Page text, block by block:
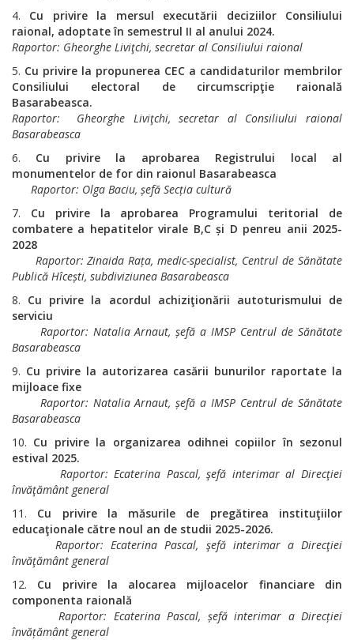
Cu privire la mersul executării deciziilor Consiliului
raional, adoptate în semestrul II al anului 2024.
Raportor: Gheorghe Liviţchi, secretar al Consiliului raional
Cu privire la propunerea CEC a candidaturilor membrilor
Consiliului electoral de circumscripţie raională
Basarabeasca.
Raportor: Gheorghe Liviţchi, secretar al Consiliului raional
Basarabeasca
Cu privire la aprobarea Registrului local al
monumentelor de for din raionul Basarabeasca
Raportor: Olga Baciu, șefă Secția cultură
Cu privire la aprobarea Programului teritorial de
combatere a hepatitelorvirale B,C și D penreu anii 2025-
2028
Raportor:Zinaida Rața, medic-specialist, Centrul de Sănătate
Publică Hîcești, subdiviziunea Basarabeasca
Cu privire la acordul achiziţionării autoturismului de
serviciu
Raportor: Natalia Arnaut, șefă a IMSP Centrul de Sănătate
Basarabeasca
Cu privire la autorizarea casării bunurilor raportate la
mijloace fixe
Raportor: Natalia Arnaut, șefă a IMSP Centrul de Sănătate
Basarabeasca
Cu privire la organizarea odihnei copiilor în sezonul
estival 2025.
Raportor: Ecaterina Pascal, şefă interimar al Direcţiei
învăţământ general
Cu privire la măsurile de pregătirea instituţiilor
educaţionale către noul an de studii 2025-2026.
Raportor:Ecaterina Pascal, şefă interimar a Direcţiei
învăţământ general
Cu privire la alocarea mijloacelor financiare din
componenta raională
Raportor: Ecaterina Pascal, șefă interimar a Direcției
învățământ general